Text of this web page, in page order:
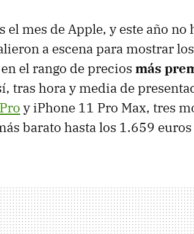
mes de Apple, y este año no
a escena para mostrar
el rango de precios más
tras hora y media de
y iPhone 11 Pro Max, tres
barato hasta los 1.659